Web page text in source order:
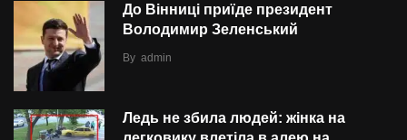
До Вінниці приїде президент
Володимир Зеленський
By admin
Ледь не збила людей: жінка на